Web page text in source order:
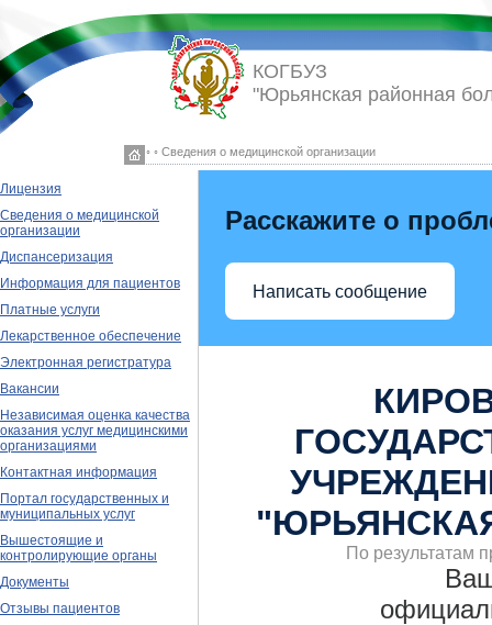
◦ ◦ Сведения о медицинской организации
КОГБУЗ
"Юрьянская районная
Лицензия
Сведения о медицинской
организации
Диспансеризация
Информация для пациентов
Платные услуги
Лекарственное обеспечение
Электронная регистратура
Вакансии
Независимая оценка качества
оказания услуг медицинскими
организациями
Контактная информация
Портал государственных и
муниципальных услуг
Вышестоящие и
контролирующие органы
Документы
Отзывы пациентов
Расскажите о
Написать сообщение
По результатам